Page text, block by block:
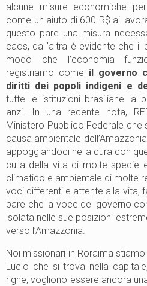
alcune misure economiche
come un aiuto di 600 R$ ai
questo pare una misura
caos, dall’altra è evidente che
modo che l’economia
registriamo come il governo
diritti dei popoli indigeni e
tutte le istituzioni brasiliane la
anzi. In una recente nota,
Ministero Pubblico Federale
causa ambientale
appoggiandoci nella cura con
culla della vita di molte specie
climatico e ambientale di molte
voci differenti e attente alla vita,
pare che la voce del governo
isolata nelle sue posizioni
verso l’Amazzonia.
Noi missionari in Roraima
Lucio che si trova nella
righe, vogliono essere ancora